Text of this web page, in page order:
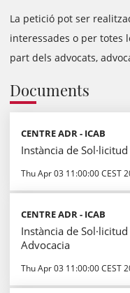
La petició pot ser
interessades o per totes
part dels advocats,
Documents
CENTRE ADR - ICAB
Instància de
Thu Apr 03 11:00:00 CEST
CENTRE ADR - ICAB
Instància de
Advocacia
Thu Apr 03 11:00:00 CEST